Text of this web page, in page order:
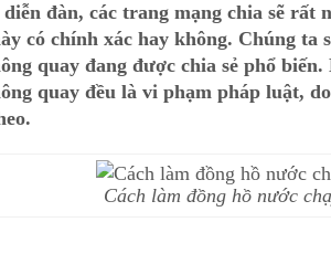
đàn, các trang mạng chia sẽ rất
có chính xác hay không. Chúng ta
quay đang được chia sẻ phổ
quay đều là vi phạm pháp luật,
Cách làm đồng hồ nước